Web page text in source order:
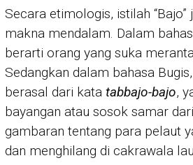
Secara etimologis, istilah
makna mendalam. Dalam
berarti orang yang suka
Sedangkan dalam bahasa
berasal dari kata tabbajo-bajo,
bayangan atau sosok samar
gambaran tentang para pelaut
dan menghilang di cakrawala